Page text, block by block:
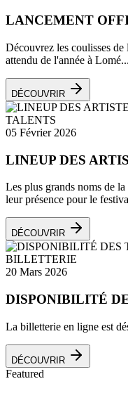
LANCEMENT
Découvrez les coulisses
attendu de l'année à
DÉCOUVRIR
TALENTS
05 Février 2026
LINEUP DES
Les plus grands noms de
leur présence pour le
DÉCOUVRIR
BILLETTERIE
20 Mars 2026
DISPONIBILITÉ
La billetterie en ligne est
DÉCOUVRIR
Featured